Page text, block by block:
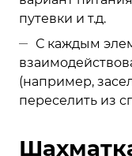
путевки и т.д.
С каждым
(например,
переселить из